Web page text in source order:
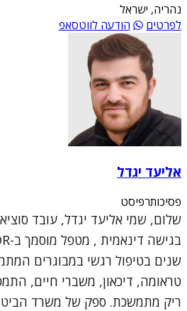
נהריה, ישראל
לפרטים
הודעה לווטסאפ
אליעד יגדל
פסיכותרפיסט
שלום, שמי אליעד יגדל, עובד
שנים בטיפול רגשי במבוגרים
טראומה, דיכאון, משברי חיים,
ריק מתמשכת. ספק של משרד